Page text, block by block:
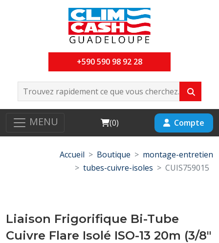
+590 590 98 92 28
MENU Cart
(0) Compte
Accueil Boutique
montage-entretien
tubes-cuivre-isoles
CUIS759015
Liaison Frigorifique Bi-Tube
Cuivre Flare Isolé ISO-13 20m (3/8"